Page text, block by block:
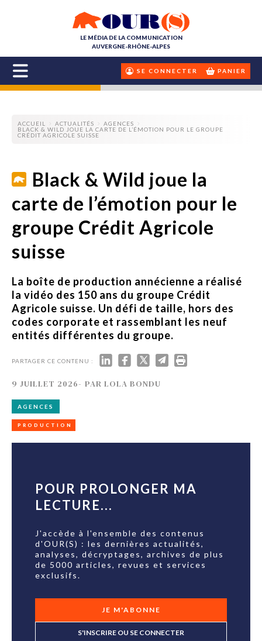
LE MÉDIA DE LA COMMUNICATION
AUVERGNE-RHÔNE-ALPES
SE CONNECTER PANIER
ACCUEIL ACTUALITÉS
AGENCES
BLACK & WILD JOUE LA CARTE DE L’ÉMOTION POUR LE GROUPE
CRÉDIT AGRICOLE SUISSE
Black & Wild joue la
carte de l’émotion pour le
groupe Crédit Agricole
suisse
La boîte de production annécienne a réalisé
la vidéo des 150 ans du groupe Crédit
Agricole suisse. Un défi de taille, hors des
codes corporate et rassemblant les neuf
entités différentes du groupe.
PARTAGER CE CONTENU :
9 JUILLET 2026- PAR LOLA BONDU
AGENCES
PRODUCTION
POUR PROLONGER MA
LECTURE...
J'accède à l'ensemble des contenus
d'OUR(S) : les dernières actualités,
analyses, décryptages, archives de plus
de 5000 articles, revues et services
exclusifs.
JE M'ABONNE
S'INSCRIRE OU SE CONNECTER